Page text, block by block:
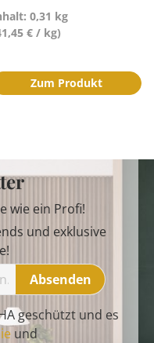
0,31 kg
€ / kg)
Zum Produkt
wie ein Profi!
und exklusive
Absenden
geschützt und es
und